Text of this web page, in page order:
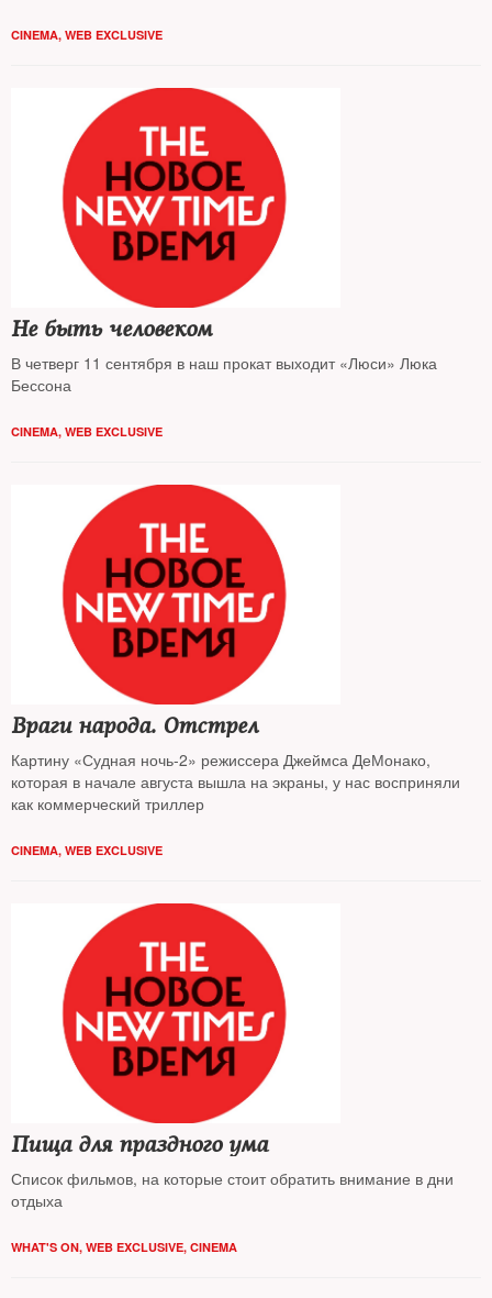
CINEMA, WEB EXCLUSIVE
Не быть человеком
В четверг 11 сентября в наш прокат выходит «Люси» Люка
Бессона
CINEMA, WEB EXCLUSIVE
Враги народа. Отстрел
Картину «Судная ночь-2» режиссера Джеймса ДеМонако,
которая в начале августа вышла на экраны, у нас восприняли
как коммерческий триллер
CINEMA, WEB EXCLUSIVE
Пища для праздного ума
Список фильмов, на которые стоит обратить внимание в дни
отдыха
WHAT'S ON, WEB EXCLUSIVE, CINEMA